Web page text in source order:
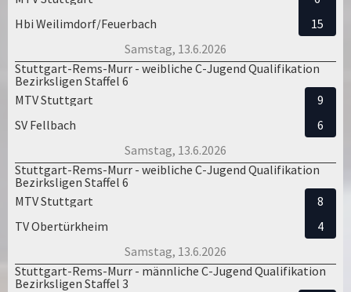
Hbi Weilimdorf/Feuerbach
15
Samstag, 13.6.2026
Stuttgart-Rems-Murr - weibliche C-Jugend Qualifikation
Bezirksligen Staffel 6
MTV Stuttgart
SV Fellbach
9
6
Samstag, 13.6.2026
Stuttgart-Rems-Murr - weibliche C-Jugend Qualifikation
Bezirksligen Staffel 6
MTV Stuttgart
TV Obertürkheim
8
4
Samstag, 13.6.2026
Stuttgart-Rems-Murr - männliche C-Jugend Qualifikation
Bezirksligen Staffel 3